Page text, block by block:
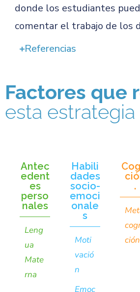
donde los estudiantes
comentar el trabajo de los
Referencias
Factores que
esta estrategia
Antec
edent
es
perso
nales
Leng
ua
Mate
rna
Habili
dades
socio-
emoci
onale
s
Moti
vació
n
Emoc
.
ción